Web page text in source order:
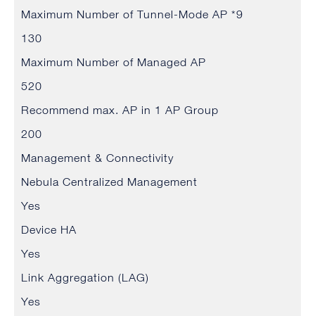
Maximum Number of Tunnel-Mode AP *9
130
Maximum Number of Managed AP
520
Recommend max. AP in 1 AP Group
200
Management & Connectivity
Nebula Centralized Management
Yes
Device HA
Yes
Link Aggregation (LAG)
Yes